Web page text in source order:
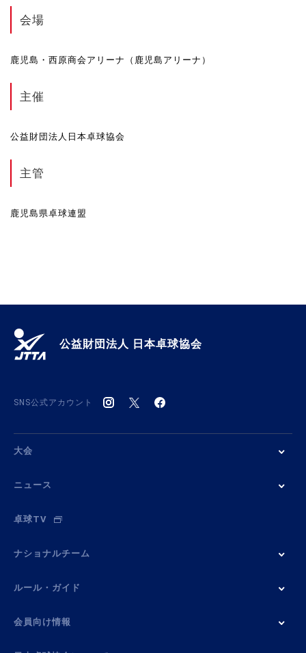
会場
鹿児島・西原商会アリーナ（鹿児島アリーナ）
主催
公益財団法人日本卓球協会
主管
鹿児島県卓球連盟
公益財団法人 日本卓球協会
SNS公式アカウント
大会
ニュース
卓球TV
ナショナルチーム
ルール・ガイド
会員向け情報